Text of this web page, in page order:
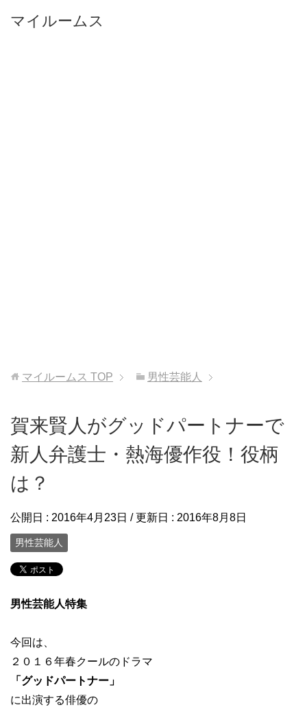
マイルームス
マイルームス TOP 男性芸能人
賀来賢人がグッドパートナーで
新人弁護士・熱海優作役！役柄
は？
公開日 : 2016年4月23日 / 更新日 : 2016年8月8日
男性芸能人
男性芸能人特集
今回は、
２０１６年春クールのドラマ
「グッドパートナー」
に出演する俳優の